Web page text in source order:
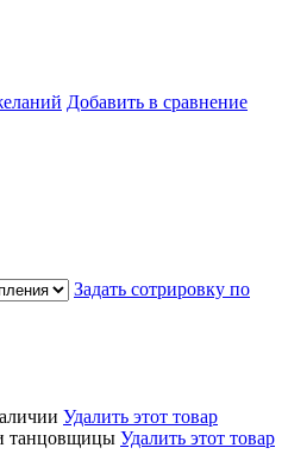
Добавить в сравнение
Задать сотрировку по
Удалить этот товар
танцовщицы Удалить этот товар